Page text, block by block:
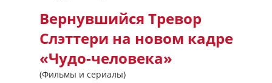
Вернувшийся Тревор
Слэттери на новом кадре
«Чудо-человека»
(Фильмы и сериалы)